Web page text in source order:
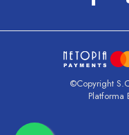
©Copyright
Platforma